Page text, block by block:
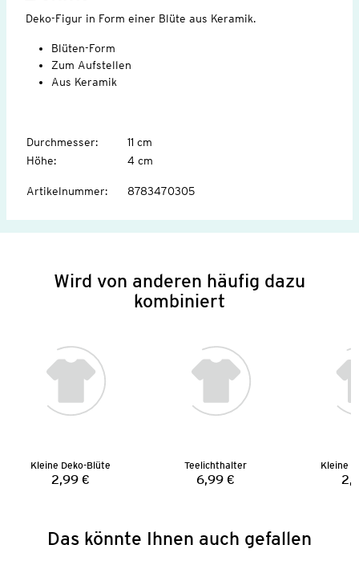
Deko-Figur in Form einer Blüte aus Keramik.
Blüten-Form
Zum Aufstellen
Aus Keramik
Durchmesser:
11 cm
Höhe: 4 cm
Artikelnummer: 8783470305
Wird von anderen häufig dazu
kombiniert
Kleine Deko-Blüte
Preis:
2,99 €
Teelichthalter
Preis:
6,99 €
Kleine
Das könnte Ihnen auch gefallen